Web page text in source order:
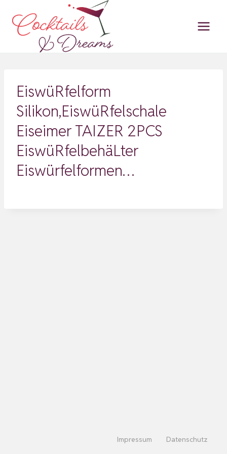
Inhalt
springen
EiswüRfelform
Silikon,EiswüRfelschale
Eiseimer TAIZER 2PCS
EiswüRfelbehäLter
Eiswürfelformen…
Impressum Datenschutz